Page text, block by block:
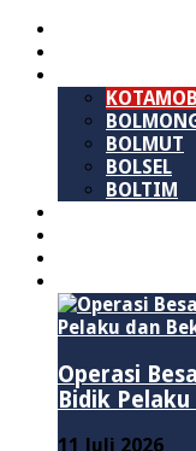
BOLMUT
BOLSEL
BOLTIM
Operasi
Bidik
11 Juli 2026